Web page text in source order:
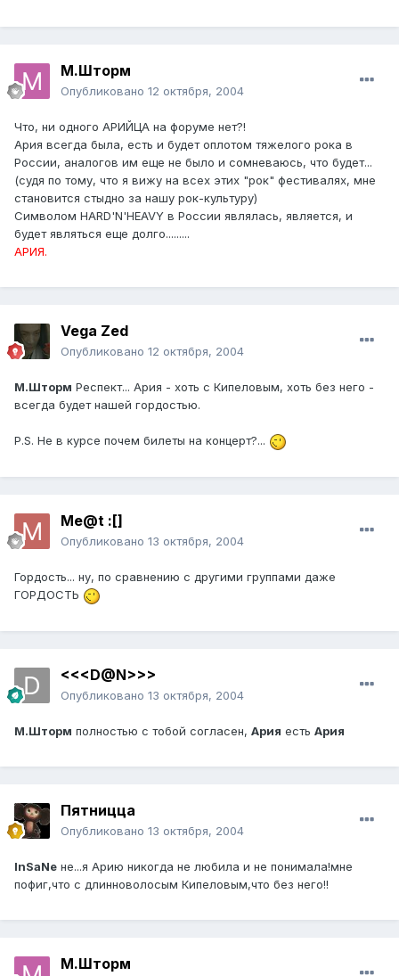
М.Шторм
Опубликовано 12 октября, 2004
Что, ни одного АРИЙЦА на форуме нет?!
Ария всегда была, есть и будет оплотом тяжелого рока в
России, аналогов им еще не было и сомневаюсь, что будет...
(судя по тому, что я вижу на всех этих "рок" фестивалях, мне
становится стыдно за нашу рок-культуру)
Символом HARD'N'HEAVY в России являлась, является, и
будет являться еще долго.........
АРИЯ.
Vega Zed
Опубликовано 12 октября, 2004
М.Шторм Респект... Ария - хоть с Кипеловым, хоть без него -
всегда будет нашей гордостью.
P.S. Не в курсе почем билеты на концерт?...
Me@t :[]
Опубликовано 13 октября, 2004
Гордость... ну, по сравнению с другими группами даже
ГОРДОСТЬ
<<<D@N>>>
Опубликовано 13 октября, 2004
М.Шторм полностью с тобой согласен, Ария есть Ария
Пятницца
Опубликовано 13 октября, 2004
InSaNe не...я Арию никогда не любила и не понимала!мне
пофиг,что с длинноволосым Кипеловым,что без него!!
М.Шторм